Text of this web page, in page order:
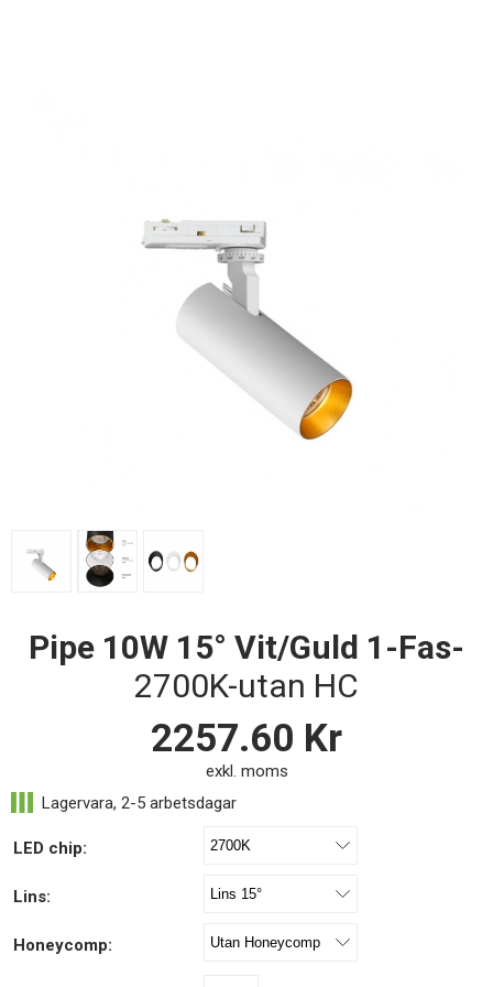
Pipe 10W 15° Vit/Guld 1-Fas-
2700K-utan HC
2257.60 Kr
exkl. moms
LED chip:
Lins:
Honeycomp: